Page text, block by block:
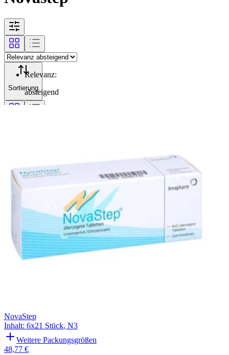
Sortierung
Relevanz:
absteigend
NovaStep
Inhalt: 6x21 Stück, N3
Weitere Packungsgrößen
48,77 €